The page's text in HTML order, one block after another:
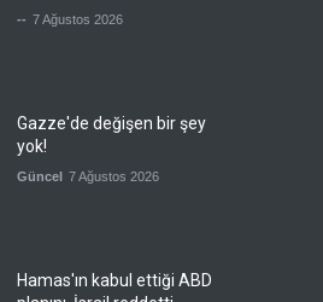
-- 7 Ağustos 2026
Gazze'de değişen bir şey
yok!
Güncel 7 Ağustos 2026
Hamas'ın kabul ettiği ABD